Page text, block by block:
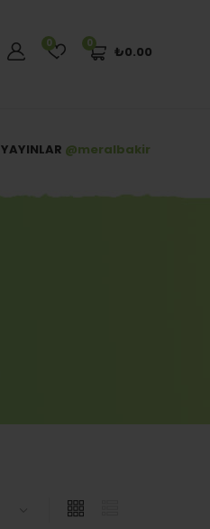
0
₺0.00
0
YAYINLAR @meralbakir